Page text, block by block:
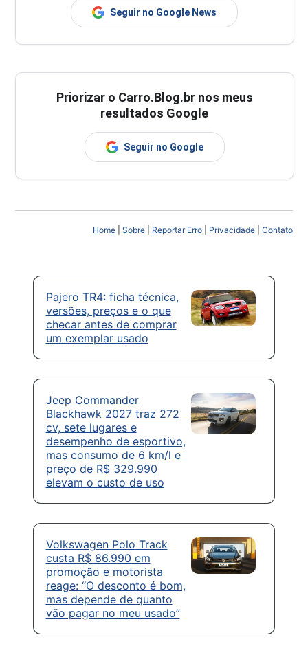
Seguir no Google News
Priorizar o Carro.Blog.br nos meus
resultados Google
Seguir no Google
Home| Sobre| Reportar Erro| Privacidade| Contato
Pajero TR4: ficha técnica,
versões, preços e o que
checar antes de comprar
um exemplar usado
Jeep Commander
Blackhawk 2027 traz 272
cv, sete lugares e
desempenho de esportivo,
mas consumo de 6 km/l e
preço de R$ 329.990
elevam o custo de uso
Volkswagen Polo Track
custa R$ 86.990 em
promoção e motorista
reage: “O desconto é bom,
mas depende de quanto
vão pagar no meu usado”